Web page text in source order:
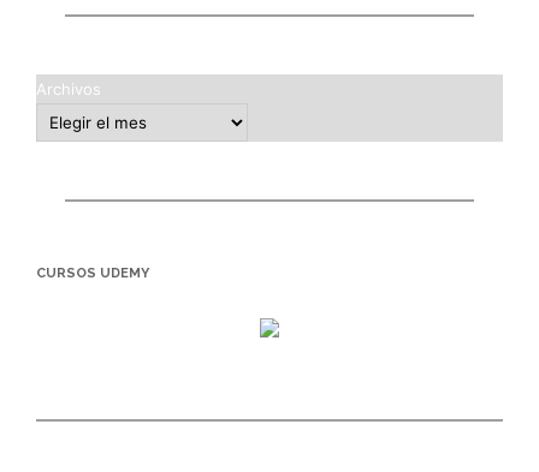
Archivos
CURSOS UDEMY